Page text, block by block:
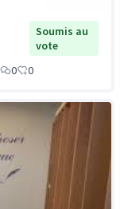
Soumis au
vote
0 0